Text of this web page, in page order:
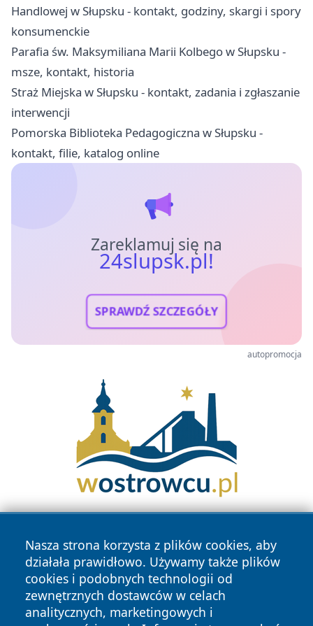
Handlowej w Słupsku - kontakt, godziny, skargi i spory
konsumenckie
Parafia św. Maksymiliana Marii Kolbego w Słupsku -
msze, kontakt, historia
Straż Miejska w Słupsku - kontakt, zadania i zgłaszanie
interwencji
Pomorska Biblioteka Pedagogiczna w Słupsku -
kontakt, filie, katalog online
Zareklamuj się na
24slupsk.pl!
SPRAWDŹ SZCZEGÓŁY
autopromocja
Nasza strona korzysta z plików cookies, aby
działała prawidłowo. Używamy także plików
cookies i podobnych technologii od
zewnętrznych dostawców w celach
analitycznych, marketingowych i
Copyright © 2026 24slupsk.pl Wszystkie prawa zastrzeżone.